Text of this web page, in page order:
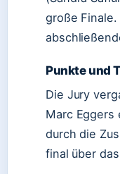
große
Punkte und
Die Jury
Marc Eggers
durch die
final über